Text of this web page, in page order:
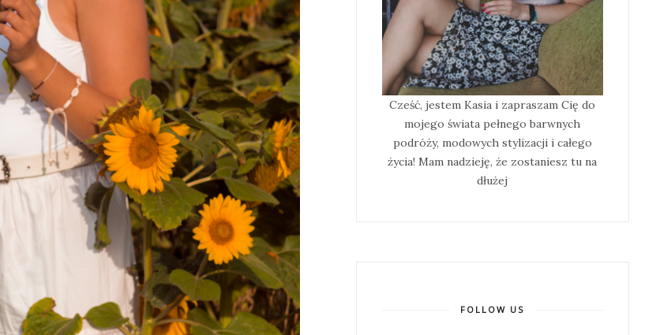
Cześć, jestem Kasia i zapraszam Cię do
mojego świata pełnego barwnych
podróży, modowych stylizacji i całego
życia! Mam nadzieję, że zostaniesz tu na
dłużej
FOLLOW US